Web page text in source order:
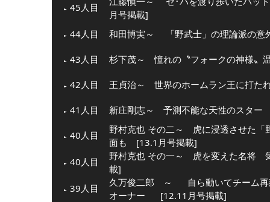
45人目
月号掲載]
44人目
和田博実～ 「野武士」の理論派の
43人目 杉下茂～ 憧れの〝フォークの神様〟
42人目 王貞治～ 世界のホームラン王に打た
41人目 新庄剛志～ 予測不能な天性のスタ
40人目
野村克也 その二～ 虎に浸透させた
面も [13.1月号掲載]
40人目
野村克也 その一～ 虎を変えた名将
載]
39人目
久万俊二郎 ～
自ら動いてチーム
オーナー
[12.11月号掲載]